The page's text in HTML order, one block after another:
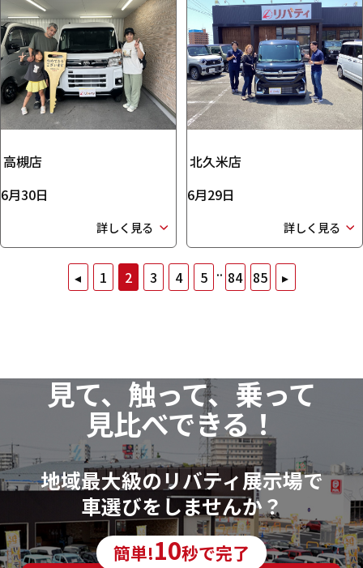
高槻店
6月30日
詳しく見る
北久米店
6月29日
詳しく見る
◂ 1 2 3 4 5 .. 84 85 ▸
見て、触って、乗って
見比べできる！
地域最大級のリバティ展示場で
車選びをしませんか？
簡単!10秒で完了